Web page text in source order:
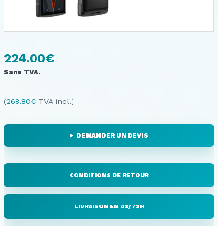
224.00€
Sans TVA.
(268.80€ TVA incl.)
DEMANDER UN DEVIS
CONDITIONS DE RETOUR
LIVRAISON EN 48/72H